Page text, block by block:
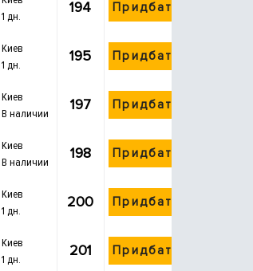
1 дн.
194 Придбати
Киев
1 дн.
195 Придбати
Киев
В наличии
197 Придбати
Киев
В наличии
198 Придбати
Киев
1 дн.
200 Придбати
Киев
1 дн.
201 Придбати